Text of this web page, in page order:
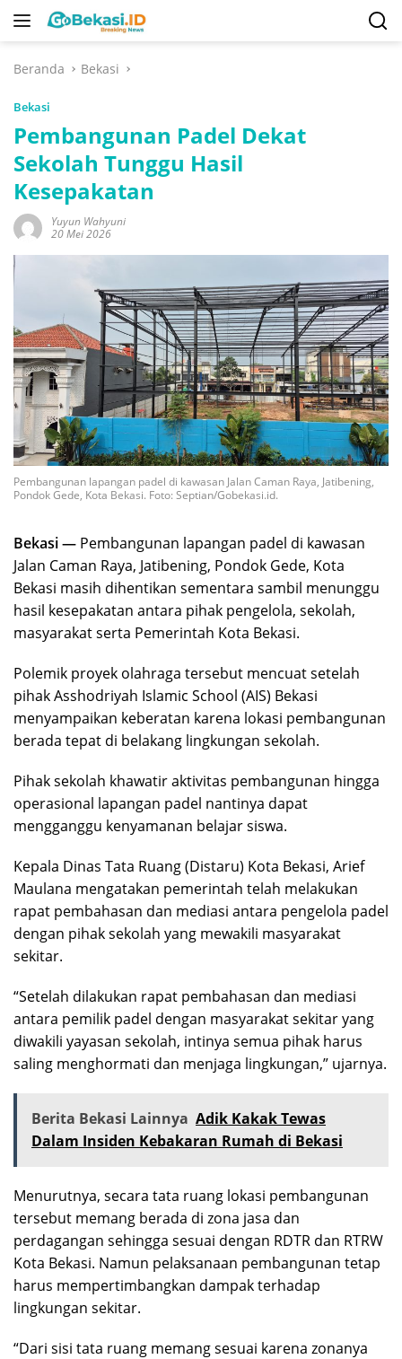
Langsung
Beranda
Bekasi
Bekasi
Pembangunan Padel Dekat
Sekolah Tunggu Hasil
Kesepakatan
Yuyun Wahyuni
20 Mei 2026
Pembangunan lapangan padel di kawasan Jalan Caman Raya, Jatibening,
Pondok Gede, Kota Bekasi. Foto: Septian/Gobekasi.id.
Bekasi — Pembangunan lapangan padel di kawasan
Jalan Caman Raya, Jatibening, Pondok Gede, Kota
Bekasi masih dihentikan sementara sambil menunggu
hasil kesepakatan antara pihak pengelola, sekolah,
masyarakat serta Pemerintah Kota Bekasi.
Polemik proyek olahraga tersebut mencuat setelah
pihak Asshodriyah Islamic School (AIS) Bekasi
menyampaikan keberatan karena lokasi pembangunan
berada tepat di belakang lingkungan sekolah.
Pihak sekolah khawatir aktivitas pembangunan hingga
operasional lapangan padel nantinya dapat
mengganggu kenyamanan belajar siswa.
Kepala Dinas Tata Ruang (Distaru) Kota Bekasi, Arief
Maulana mengatakan pemerintah telah melakukan
rapat pembahasan dan mediasi antara pengelola padel
dengan pihak sekolah yang mewakili masyarakat
sekitar.
“Setelah dilakukan rapat pembahasan dan mediasi
antara pemilik padel dengan masyarakat sekitar yang
diwakili yayasan sekolah, intinya semua pihak harus
saling menghormati dan menjaga lingkungan,” ujarnya.
Berita Bekasi Lainnya Adik Kakak Tewas
Dalam Insiden Kebakaran Rumah di Bekasi
Menurutnya, secara tata ruang lokasi pembangunan
tersebut memang berada di zona jasa dan
perdagangan sehingga sesuai dengan RDTR dan RTRW
Kota Bekasi. Namun pelaksanaan pembangunan tetap
harus mempertimbangkan dampak terhadap
lingkungan sekitar.
“Dari sisi tata ruang memang sesuai karena zonanya